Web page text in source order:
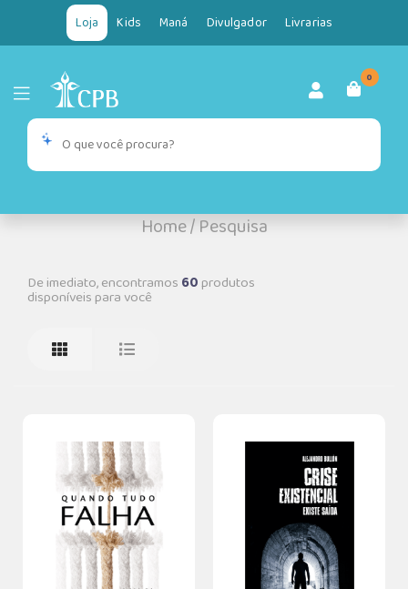
Loja Kids Maná Divulgador Livrarias
0
Home/Pesquisa
De imediato, encontramos 60produtos
disponíveis para você